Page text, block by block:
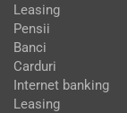
Leasing
Pensii
Banci
Carduri
Internet banking
Leasing